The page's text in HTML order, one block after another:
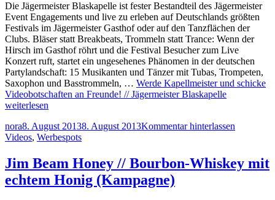
Die Jägermeister Blaskapelle ist fester Bestandteil des Jägermeister
Event Engagements und live zu erleben auf Deutschlands größten
Festivals im Jägermeister Gasthof oder auf den Tanzflächen der
Clubs. Bläser statt Breakbeats, Trommeln statt Trance: Wenn der
Hirsch im Gasthof röhrt und die Festival Besucher zum Live
Konzert ruft, startet ein ungesehenes Phänomen in der deutschen
Partylandschaft: 15 Musikanten und Tänzer mit Tubas, Trompeten,
Saxophon und Basstrommeln, … Werde Kapellmeister und schicke
Videobotschaften an Freunde! // Jägermeister Blaskapelle
weiterlesen
nora8. August 20138. August 2013Kommentar hinterlassen
Videos, Werbespots
Jim Beam Honey // Bourbon-Whiskey mit
echtem Honig (Kampagne)